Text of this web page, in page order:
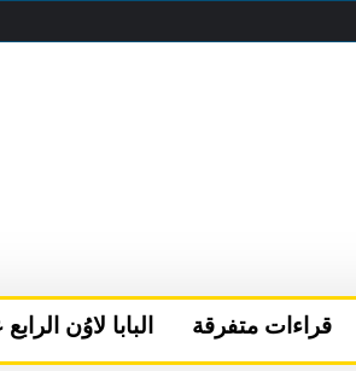
قراءات متفرقة البابا لاوُن